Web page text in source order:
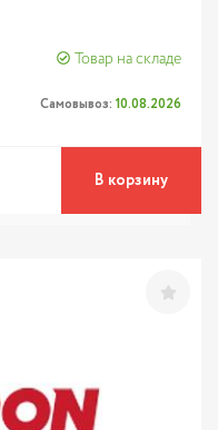
Товар на складе
Самовывоз: 10.08.2026
В корзину